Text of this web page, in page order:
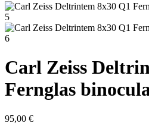
Carl Zeiss
Fernglas
95,00 €